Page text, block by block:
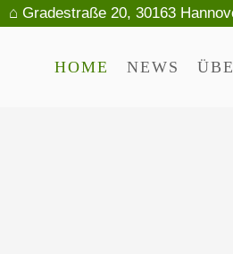
⌂ Gradestraße 20, 30163
HOME NEWS